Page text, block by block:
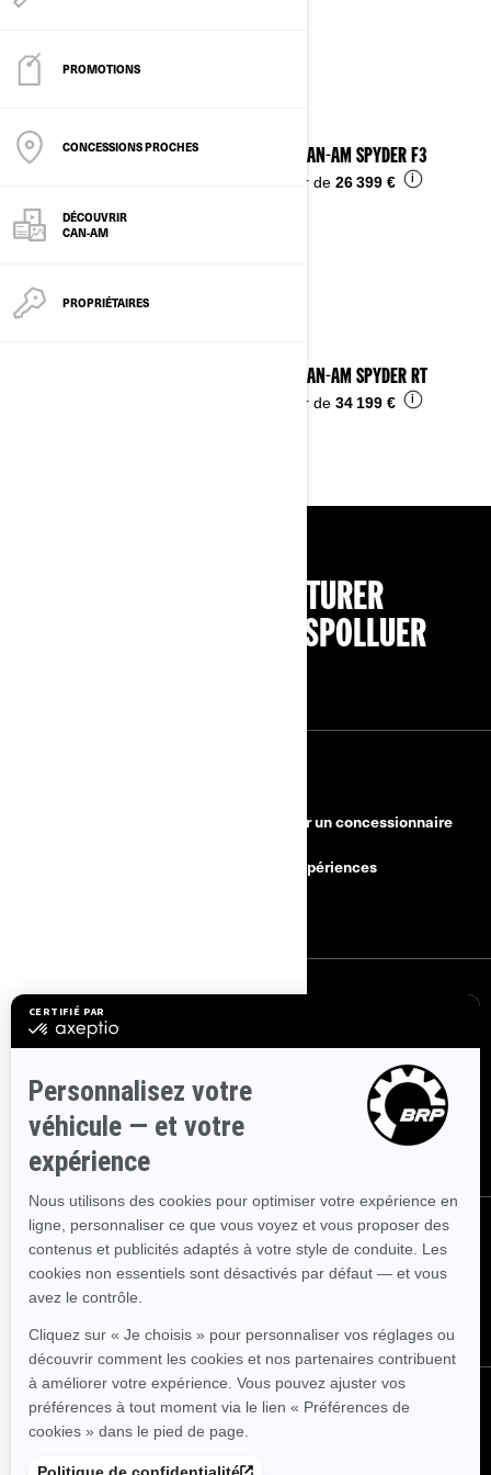
PROMOTIONS
CONCESSIONS PROCHES
DÉCOUVRIR
CAN-AM
PROPRIÉTAIRES
2024 CAN-AM SPYDER F3
À partir de 26 399 € i
2024 CAN-AM SPYDER RT
À partir de 34 199 € i
PENSEZ À COVOITURER
#SEDÉPLACERMOINSPOLLUER
Devenir un concessionnaire
BRP Expériences
S'INSCRIRE
Inscrivez-vous à nos courriels.Recevez les dernières nouvelles, les
ABONNEZ-VOUS
NOUS SUIVRE